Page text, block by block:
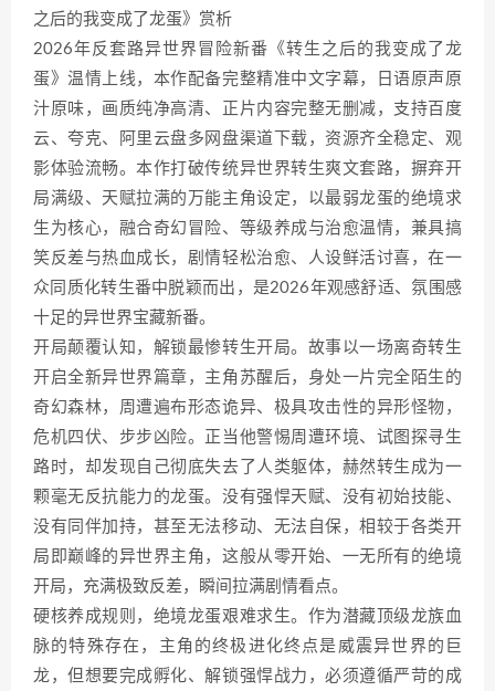
之后的我变成了龙蛋》赏析
2026年反套路异世界冒险新番《转生之后的我变成了龙
蛋》温情上线，本作配备完整精准中文字幕，日语原声原
汁原味，画质纯净高清、正片内容完整无删减，支持百度
云、夸克、阿里云盘多网盘渠道下载，资源齐全稳定、观
影体验流畅。本作打破传统异世界转生爽文套路，摒弃开
局满级、天赋拉满的万能主角设定，以最弱龙蛋的绝境求
生为核心，融合奇幻冒险、等级养成与治愈温情，兼具搞
笑反差与热血成长，剧情轻松治愈、人设鲜活讨喜，在一
众同质化转生番中脱颖而出，是2026年观感舒适、氛围感
十足的异世界宝藏新番。
开局颠覆认知，解锁最惨转生开局。故事以一场离奇转生
开启全新异世界篇章，主角苏醒后，身处一片完全陌生的
奇幻森林，周遭遍布形态诡异、极具攻击性的异形怪物，
危机四伏、步步凶险。正当他警惕周遭环境、试图探寻生
路时，却发现自己彻底失去了人类躯体，赫然转生成为一
颗毫无反抗能力的龙蛋。没有强悍天赋、没有初始技能、
没有同伴加持，甚至无法移动、无法自保，相较于各类开
局即巅峰的异世界主角，这般从零开始、一无所有的绝境
开局，充满极致反差，瞬间拉满剧情看点。
硬核养成规则，绝境龙蛋艰难求生。作为潜藏顶级龙族血
脉的特殊存在，主角的终极进化终点是威震异世界的巨
龙，但想要完成孵化、解锁强悍战力，必须遵循严苛的成